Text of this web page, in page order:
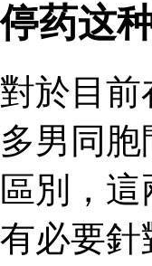
停药这
對於目
多男同
區別，
有必要針